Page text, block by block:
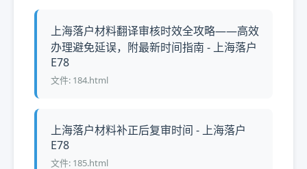
上海落户材料翻译审核时效全攻略——高效
办理避免延误，附最新时间指南 - 上海落户
E78
文件: 184.html
上海落户材料补正后复审时间 - 上海落户
E78
文件: 185.html